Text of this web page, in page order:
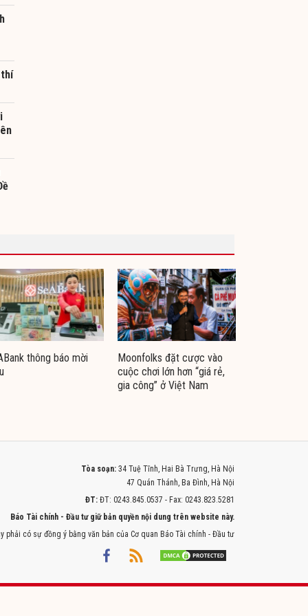
thông báo mời
Moonfolks đặt cược vào
cuộc chơi lớn hơn “giá rẻ,
gia công” ở Việt Nam
Tòa soạn: 34 Tuệ Tĩnh, Hai Bà Trưng, Hà Nội
47 Quán Thánh, Ba Đình, Hà Nội
ĐT: ĐT: 0243.845.0537 - Fax: 0243.823.5281
Báo Tài chính - Đầu tư giữ bản quyền nội dung trên website này.
có sự đồng ý bằng văn bản của Cơ quan Báo Tài chính - Đầu tư